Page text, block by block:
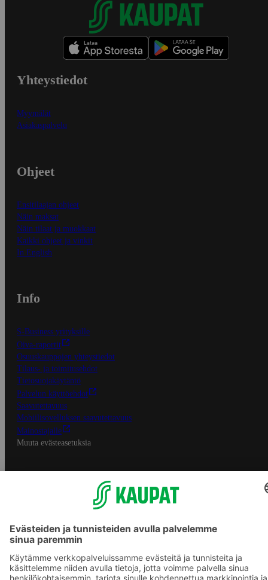
Yhteystiedot
Myymälät
Asiakaspalvelu
Ohjeet
Ensitilaajan ohjeet
Näin maksat
Näin tilaat ja muokkaat
Kaikki ohjeet ja vinkit
In English
Info
S-Business yrityksille
Oiva-raportit
Osuuskauppojen yhteystiedot
Tilaus- ja toimitusehdot
Tietosuojakäytäntö
Palvelun käyttöehdot
Saavutettavuus
Mobiilisovelluksen saavutettavuus
Mainostajalle
Muuta evästeasetuksia
S-ryhmän palvelut
S-ryhmä
Asiakasomistajuus
S-ostoslista -sovellus
Prisma.fi